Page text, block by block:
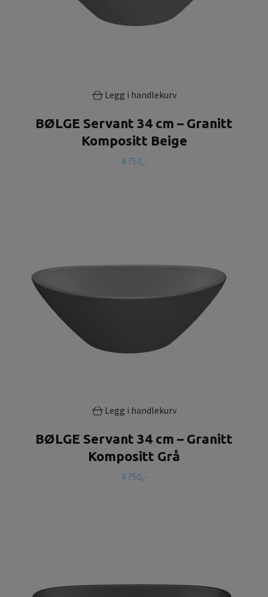
Legg i handlekurv
BØLGE Servant 34 cm – Granitt
Kompositt Beige
4 750,-
Legg i handlekurv
BØLGE Servant 34 cm – Granitt
Kompositt Grå
4 750,-